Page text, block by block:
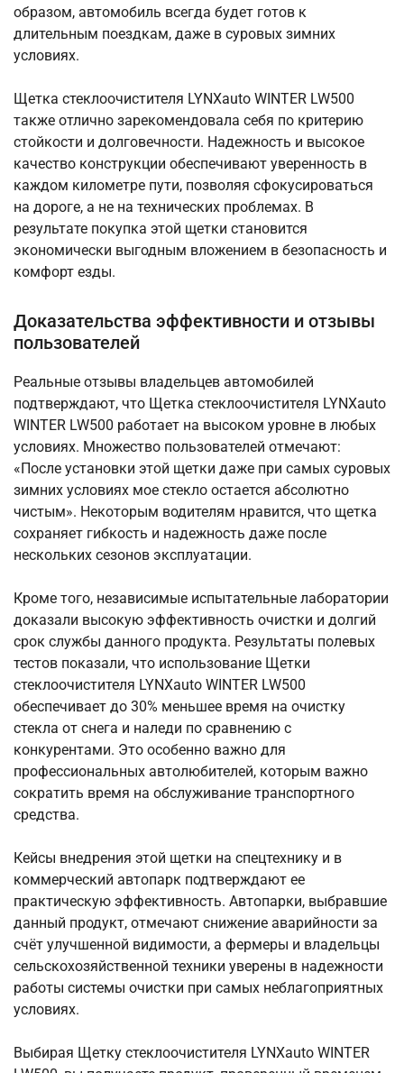
образом, автомобиль всегда будет готов к
длительным поездкам, даже в суровых зимних
условиях.
Щетка стеклоочистителя LYNXauto WINTER LW500
также отлично зарекомендовала себя по критерию
стойкости и долговечности. Надежность и высокое
качество конструкции обеспечивают уверенность в
каждом километре пути, позволяя сфокусироваться
на дороге, а не на технических проблемах. В
результате покупка этой щетки становится
экономически выгодным вложением в безопасность и
комфорт езды.
Доказательства эффективности и отзывы
пользователей
Реальные отзывы владельцев автомобилей
подтверждают, что Щетка стеклоочистителя LYNXauto
WINTER LW500 работает на высоком уровне в любых
условиях. Множество пользователей отмечают:
«После установки этой щетки даже при самых суровых
зимних условиях мое стекло остается абсолютно
чистым». Некоторым водителям нравится, что щетка
сохраняет гибкость и надежность даже после
нескольких сезонов эксплуатации.
Кроме того, независимые испытательные лаборатории
доказали высокую эффективность очистки и долгий
срок службы данного продукта. Результаты полевых
тестов показали, что использование Щетки
стеклоочистителя LYNXauto WINTER LW500
обеспечивает до 30% меньшее время на очистку
стекла от снега и наледи по сравнению с
конкурентами. Это особенно важно для
профессиональных автолюбителей, которым важно
сократить время на обслуживание транспортного
средства.
Кейсы внедрения этой щетки на спецтехнику и в
коммерческий автопарк подтверждают ее
практическую эффективность. Автопарки, выбравшие
данный продукт, отмечают снижение аварийности за
счёт улучшенной видимости, а фермеры и владельцы
сельскохозяйственной техники уверены в надежности
работы системы очистки при самых неблагоприятных
условиях.
Выбирая Щетку стеклоочистителя LYNXauto WINTER